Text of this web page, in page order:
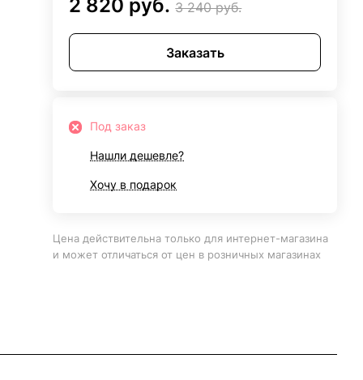
2 820 руб. 3 240 руб.
Заказать
Под заказ
Нашли дешевле?
Хочу в подарок
Цена действительна только для интернет-магазина
и может отличаться от цен в розничных магазинах